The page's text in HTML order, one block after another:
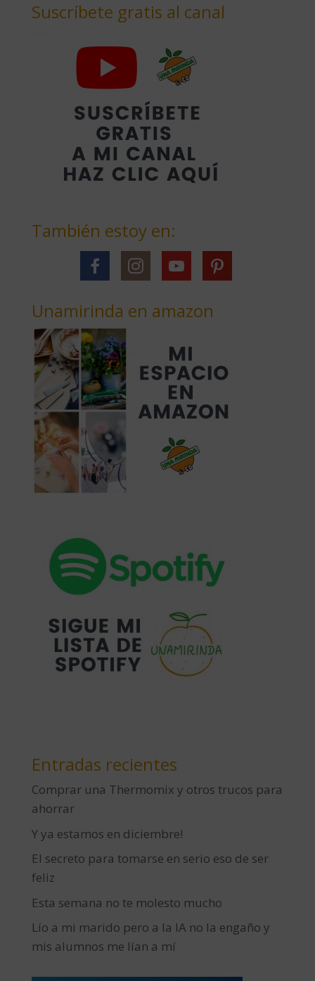
Suscríbete gratis al canal
También estoy en:
Unamirinda en amazon
Entradas recientes
Comprar una Thermomix y otros trucos para
ahorrar
Y ya estamos en diciembre!
El secreto para tomarse en serio eso de ser
feliz
Esta semana no te molesto mucho
Lío a mi marido pero a la IA no la engaño y
mis alumnos me lían a mí